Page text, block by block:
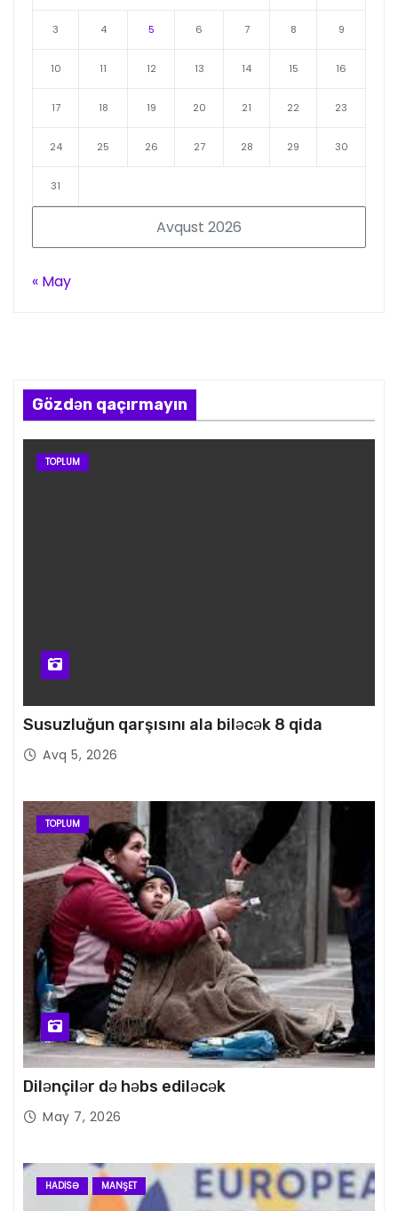
Avqust 2026
3 4 5 6 7 8 9
10 11 12 13 14 15 16
17 18 19 20 21 22 23
24 25 26 27 28 29 30
31
« May
Gözdən qaçırmayın
TOPLUM
Susuzluğun qarşısını ala biləcək 8 qida
Avq 5, 2026
TOPLUM
Dilənçilər də həbs ediləcək
May 7, 2026
HADISƏ MANŞET